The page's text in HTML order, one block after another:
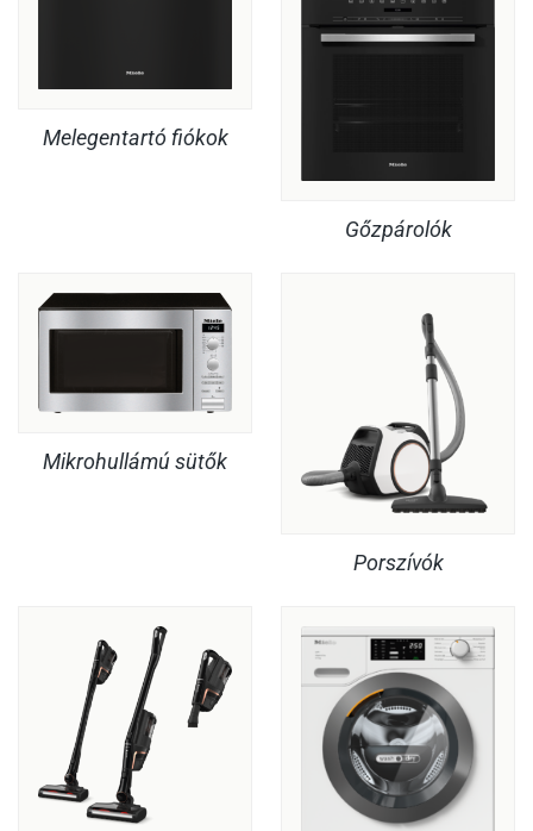
Melegentartó fiókok
Gőzpárolók
Mikrohullámú sütők
Porszívók